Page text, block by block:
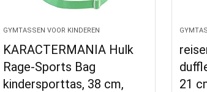
GYMTASSEN VOOR KINDEREN
KARACTERMANIA Hulk
Rage-Sports Bag
kindersporttas, 38 cm,
21